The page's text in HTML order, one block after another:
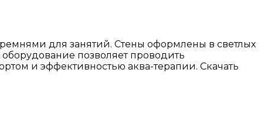
для занятий. Стены оформлены в светлых
позволяет проводить
и эффективностью аква-терапии. Скачать